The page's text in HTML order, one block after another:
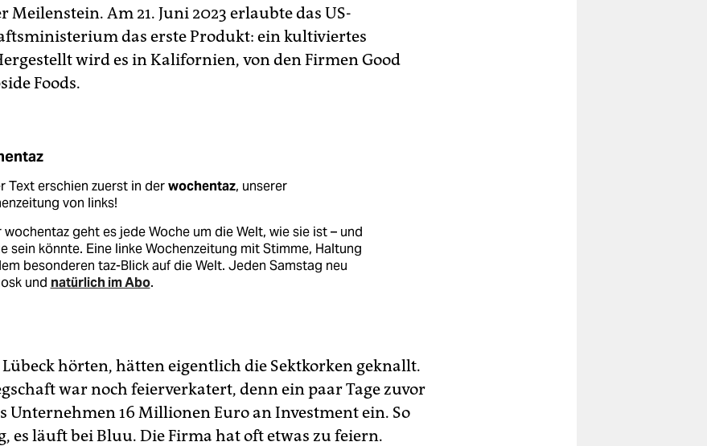
Meilenstein. Am 21. Juni 2023 erlaubte das US-
das erste Produkt: ein kultiviertes
wird es in Kalifornien, von den Firmen Good
Foods.
Text erschien zuerst in derwochentaz, unserer
von links!
wochentaz geht es jede Woche um die Welt, wie sie ist – und
sein könnte. Eine linke Wochenzeitung mit Stimme, Haltung
besonderen taz-Blick auf die Welt. Jeden Samstag neu
und natürlich im Abo.
Lübeck hörten, hätten eigentlich die Sektkorken geknallt.
war noch feierverkatert, denn ein paar Tage zuvor
Unternehmen 16 Millionen Euro an Investment ein. So
es läuft bei Bluu. Die Firma hat oft etwas zu feiern.